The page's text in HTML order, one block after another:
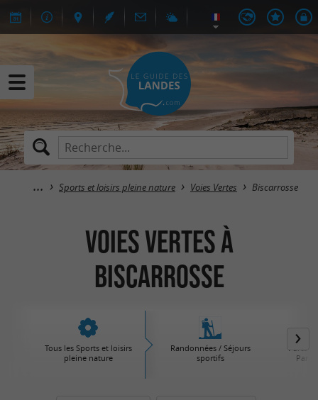
Sports et loisirs pleine nature Voies Vertes Biscarrosse
Voies Vertes à
Biscarrosse
Tous les Sports et loisirs
pleine nature
Randonnées / Séjours
sportifs
Parcs